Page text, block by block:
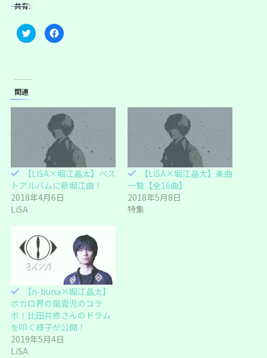
共有:
ク
リ
w
e
で
い
ウ
ィ
ン
ド
ウ
す
F
a
す
る
に
は
ク
リ
し
て
く
だ
さ
い
で
開
き
ま
す
)
関連
【LiSA×堀江晶太】ベス
トアルバムに新堀江曲！
2018年4月6日
LiSA
【LiSA×堀江晶太】楽曲
一覧【全16曲】
2018年5月8日
特集
【n-buna×堀江晶太】
ボカロ界の風雲児のコラ
ボ！比田井修さんのドラム
を叩く様子が公開！
2019年5月4日
LiSA